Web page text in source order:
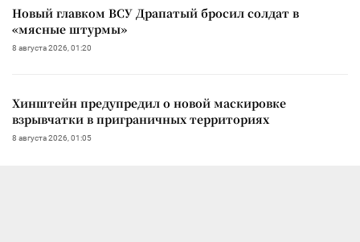
Новый главком ВСУ Драпатый бросил солдат в
«мясные штурмы»
8 августа 2026, 01:20
Хинштейн предупредил о новой маскировке
взрывчатки в приграничных территориях
8 августа 2026, 01:05